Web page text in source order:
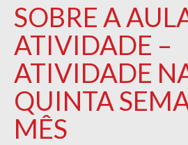
SOBRE A
ATIVIDADE –
ATIVIDADE
QUINTA
MÊS